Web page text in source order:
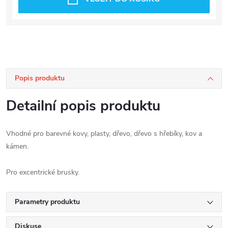
Popis produktu
Detailní popis produktu
Vhodné pro barevné kovy, plasty, dřevo, dřevo s hřebíky, kov a
kámen.
Pro excentrické brusky.
Parametry produktu